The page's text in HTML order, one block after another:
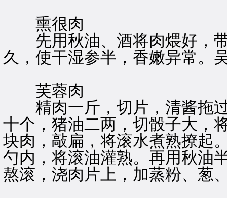
熏很肉
先用秋油、酒将肉煨好，带
久，使干湿参半，香嫩异常。
芙蓉肉
精肉一斤，切片，清酱拖过
十个，猪油二两，切骰子大，
块肉，敲扁，将滚水煮熟撩起
勺内，将滚油灌熟。再用秋油
熬滚，浇肉片上，加蒸粉、葱